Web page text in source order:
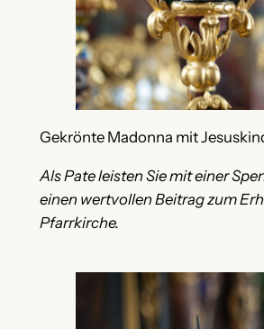
Gekrönte Madonna mit
Als Pate leisten Sie mit einer
einen wertvollen Beitrag zum
Pfarrkirche.